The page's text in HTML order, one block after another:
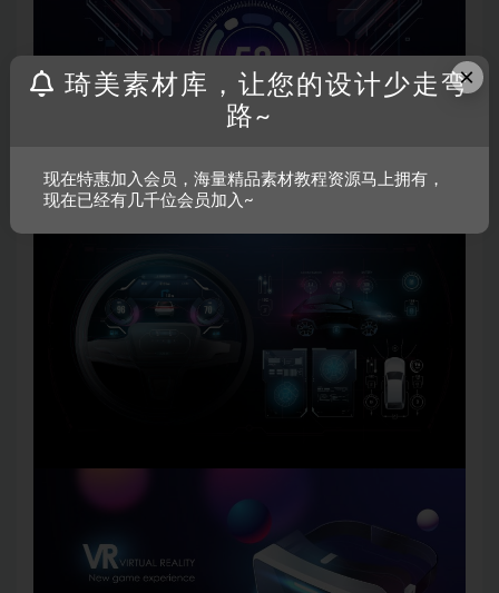
×
琦美素材库，让您的设计少走弯
路~
现在特惠加入会员，海量精品素材教程资源马上拥有，
现在已经有几千位会员加入~